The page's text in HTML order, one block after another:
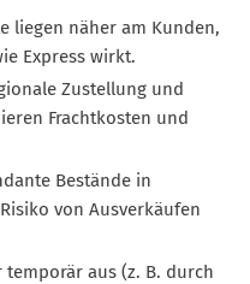
liegen näher am Kunden,
Express wirkt.
Zustellung und
Frachtkosten und
Bestände in
von Ausverkäufen
temporär aus (z. B. durch